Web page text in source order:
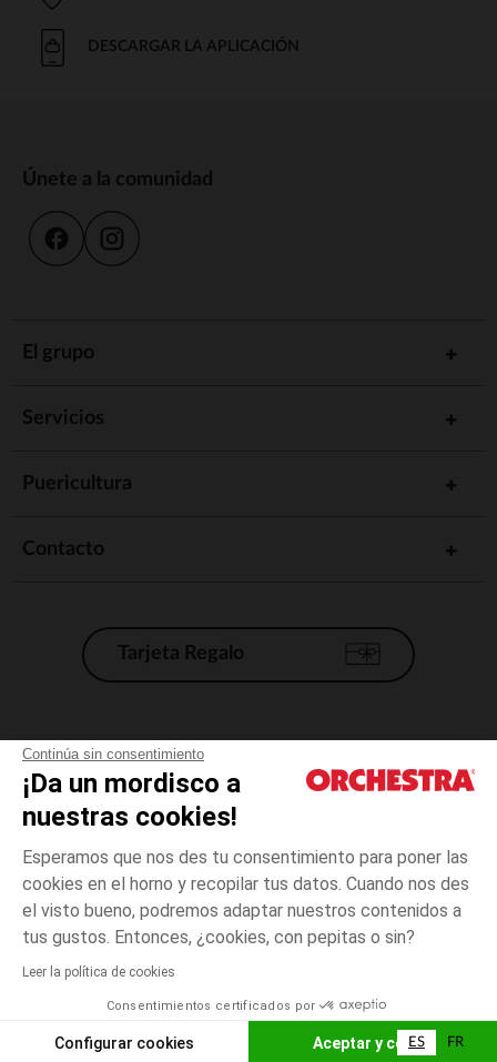
Continúa sin consentimiento
¡Da un mordisco a
nuestras cookies!
Esperamos que nos des tu consentimiento para poner las
cookies en el horno y recopilar tus datos. Cuando nos des
el visto bueno, podremos adaptar nuestros contenidos a
tus gustos. Entonces, ¿cookies, con pepitas o sin?
Leer la política de cookies
Consentimientos certificados por
Configurar cookies Aceptar y cerrar
Blanco
talla
unica
El pago medidante
AÑADIR A LA CESTA
DESCARGAR LA APLICACIÓN
Únete a la comunidad
El grupo
Servicios
Puericultura
Contacto
Tarjeta Regalo
Condiciones generales de venta
Aviso Legal
*Condiciones de las ofertas actuales
Gestión de las cookies
Accesibilidad: no conforme
Orchestra adhiere al código de ética de la Federación Francesa de comercio
electrónico y venta a distancia (FEVAD) y al sistema de mediación de
ES FR